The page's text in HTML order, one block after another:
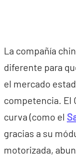
La compañía
diferente para
el mercado
competencia. El
curva (como el
gracias a su
motorizada,